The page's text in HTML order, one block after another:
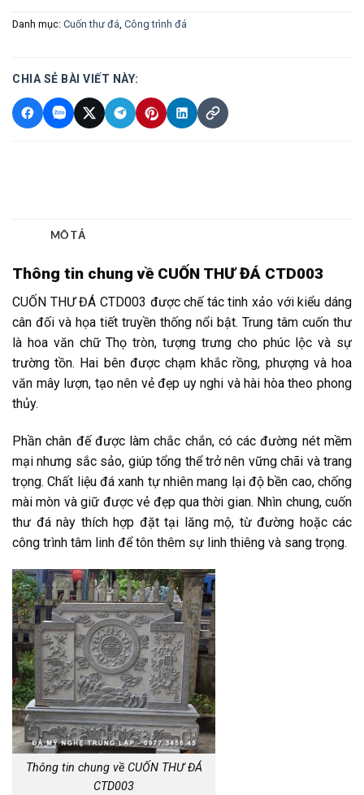
Danh mục: Cuốn thư đá, Công trình đá
CHIA SẺ BÀI VIẾT NÀY:
Thông tin chung về CUỐN THƯ ĐÁ CTD003
CUỐN THƯ ĐÁ CTD003 được chế tác tinh xảo với kiểu dáng
cân đối và họa tiết truyền thống nổi bật. Trung tâm cuốn thư
là hoa văn chữ Thọ tròn, tượng trưng cho phúc lộc và sự
trường tồn. Hai bên được chạm khắc rồng, phượng và hoa
văn mây lượn, tạo nên vẻ đẹp uy nghi và hài hòa theo phong
thủy.
Phần chân đế được làm chắc chắn, có các đường nét mềm
mại nhưng sắc sảo, giúp tổng thể trở nên vững chãi và trang
trọng. Chất liệu đá xanh tự nhiên mang lại độ bền cao, chống
mài mòn và giữ được vẻ đẹp qua thời gian. Nhìn chung, cuốn
thư đá này thích hợp đặt tại lăng mộ, từ đường hoặc các
công trình tâm linh để tôn thêm sự linh thiêng và sang trọng.
Thông tin chung về CUỐN THƯ ĐÁ
CTD003